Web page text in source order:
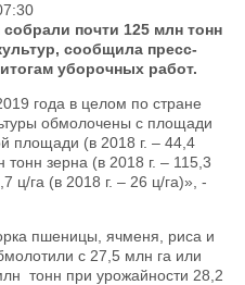
почти 125 млн тонн
сообщила пресс-
уборочных работ.
года в целом по стране
обмолочены с площади
площади (в 2018 г. – 44,4
зерна (в 2018 г. – 115,3
ц/га (в 2018 г. – 26 ц/га)», -
пшеницы, ячменя, риса и
с 27,5 млн га или
тонн при урожайности 28,2